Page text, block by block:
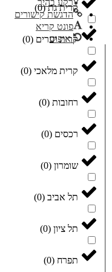
קרית גת(
0
)
קרית יערים (
0
)
קרית מלאכי (
0
)
רחובות (
0
)
רכסים (
0
)
שומרון (
0
)
תל אביב (
0
)
תל ציון (
0
)
תפרח (
0
)
רקע בהיר
הדגשת קישורים
פונט קריא
איפוס